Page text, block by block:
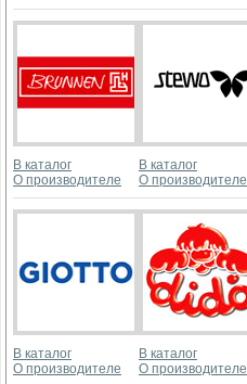
В каталог
О производителе
В каталог
О производителе
В каталог
О производителе
В каталог
О производителе